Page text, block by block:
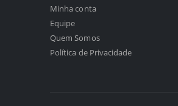
Minha conta
Equipe
Quem Somos
Política de Privacidade